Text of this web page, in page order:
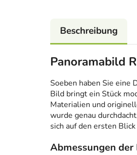
Beschreibung
Panoramabild
Soeben haben Sie eine
Bild bringt ein Stück
Materialien und
wurde genau
sich auf den ersten
Abmessungen